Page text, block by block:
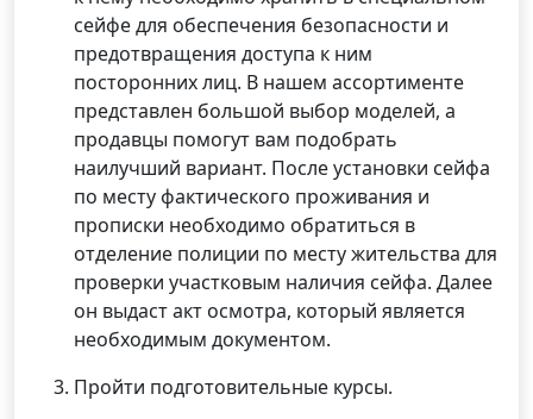
сейфе для обеспечения безопасности и
предотвращения доступа к ним
посторонних лиц. В нашем ассортименте
представлен большой выбор моделей, а
продавцы помогут вам подобрать
наилучший вариант. После установки сейфа
по месту фактического проживания и
прописки необходимо обратиться в
отделение полиции по месту жительства для
проверки участковым наличия сейфа. Далее
он выдаст акт осмотра, который является
необходимым документом.
Пройти подготовительные курсы.